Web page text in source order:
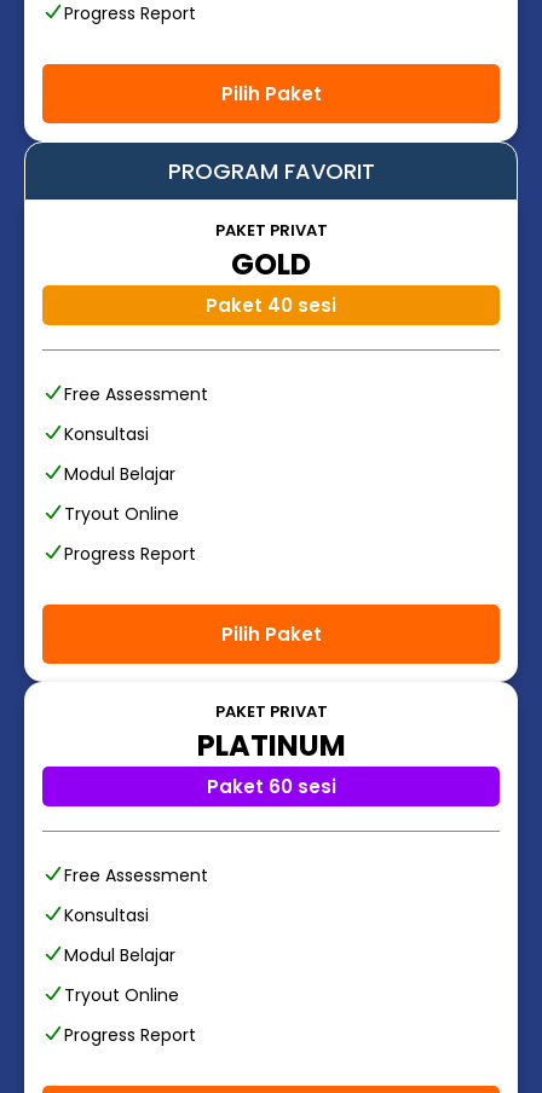
Progress Report
Pilih Paket
PROGRAM FAVORIT
PAKET PRIVAT
GOLD
Paket 40 sesi
Free Assessment
Konsultasi
Modul Belajar
Tryout Online
Progress Report
Pilih Paket
PAKET PRIVAT
PLATINUM
Paket 60 sesi
Free Assessment
Konsultasi
Modul Belajar
Tryout Online
Progress Report